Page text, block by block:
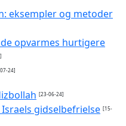
eksempler og metoder
opvarmes hurtigere
24]
[23-06-24]
gidselbefrielse [15-